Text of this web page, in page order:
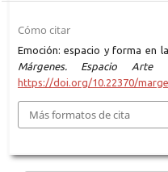
Cómo citar
Emoción: espacio y forma en
Márgenes. Espacio Arte
https://doi.org/10.22370/
Más formatos de cita